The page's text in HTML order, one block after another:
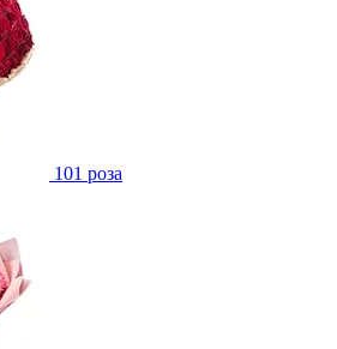
101 роза